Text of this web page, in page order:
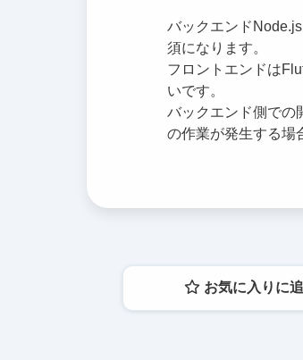
バックエンド
須になります。
フロントエンドは
いです。
バックエンド側での
の作業が発生する場
お気に入りに